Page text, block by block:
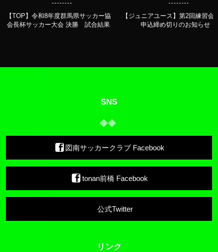
【TOP】令和8年度群馬県サッカー協
会長杯サッカー大会 決勝 試合結果
【ジュニアユース】第2回練習会
申込締め切りのお知らせ
SNS
図南サッカークラブ Facebook
tonan前橋 Facebook
公式Twitter
リンク